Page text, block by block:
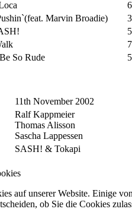
Marvin Broadie)
So Rude
11th November 2002
Ralf Kappmeier
Thomas Alisson
Sascha Lappessen
SASH! & Tokapi
auf unserer Website. Einige
ob Sie die Cookies